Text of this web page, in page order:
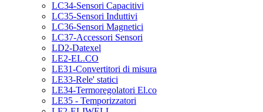
LC34-Sensori Capacitivi
LC35-Sensori Induttivi
LC36-Sensori Magnetici
LC37-Accessori Sensori
LD2-Datexel
LE2-EL.CO
LE31-Convertitori di misura
LE33-Rele' statici
LE34-Termoregolatori El.co
LE35 - Temporizzatori